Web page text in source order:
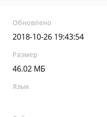
Обновлено
2018-10-26 19:43:54
Размер
46.02 МБ
Язык